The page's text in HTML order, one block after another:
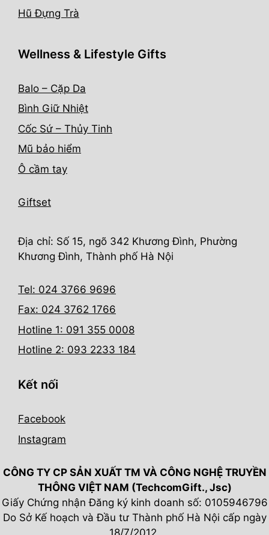
Hũ Đựng Trà
Wellness & Lifestyle Gifts
Balo – Cặp Da
Bình Giữ Nhiệt
Cốc Sứ – Thủy Tinh
Mũ bảo hiểm
Ô cầm tay
Giftset
Địa chỉ: Số 15, ngõ 342 Khương Đình, Phường
Khương Đình, Thành phố Hà Nội
Tel: 024 3766 9696
Fax: 024 3762 1766
Hotline 1: 091 355 0008
Hotline 2: 093 2233 184
Kết nối
Facebook
Instagram
CÔNG TY CP SẢN XUẤT TM VÀ CÔNG NGHỆ TRUYỀN
THÔNG VIỆT NAM (TechcomGift., Jsc)
Giấy Chứng nhận Đăng ký kinh doanh số: 0105946796
Do Sở Kế hoạch và Đầu tư Thành phố Hà Nội cấp ngày
18/7/2012.